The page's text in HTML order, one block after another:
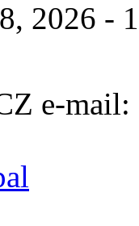
2026 -
e-mail: